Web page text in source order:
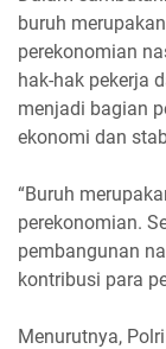
buruh
perekonomian
hak-hak pekerja
menjadi bagian
ekonomi dan
“Buruh
perekonomian.
pembangunan
kontribusi para
Menurutnya,